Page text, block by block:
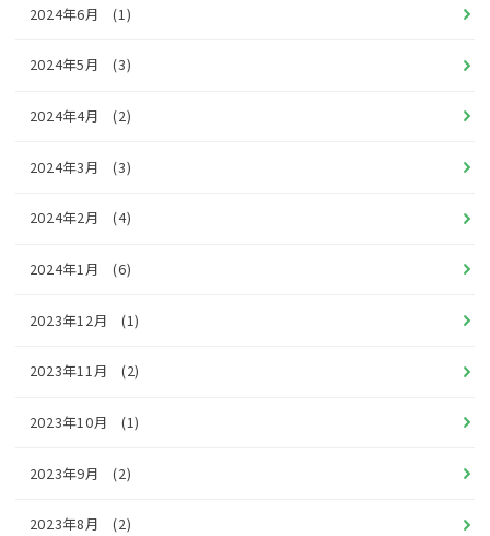
2024年6月 (1)
2024年5月 (3)
2024年4月 (2)
2024年3月 (3)
2024年2月 (4)
2024年1月 (6)
2023年12月 (1)
2023年11月 (2)
2023年10月 (1)
2023年9月 (2)
2023年8月 (2)